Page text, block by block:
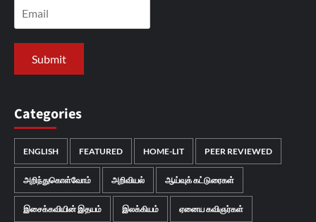
Categories
ENGLISH FEATURED HOME-LIT PEER REVIEWED
அறிந்துகொள்வோம் அறிவியல் ஆய்வுக் கட்டுரைகள்
இசைக்கவியின் இதயம் இலக்கியம் ஏனைய கவிஞர்கள்